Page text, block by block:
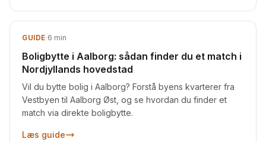
GUIDE·6 min
Boligbytte i Aalborg: sådan finder du et match i
Nordjyllands hovedstad
Vil du bytte bolig i Aalborg? Forstå byens kvarterer fra
Vestbyen til Aalborg Øst, og se hvordan du finder et
match via direkte boligbytte.
Læs guide